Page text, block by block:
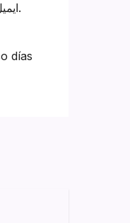
boardsupport@nlacrc.org ایمیل بزنید. درخواست ها باید پنج (5) روز کاری قبل از جلسه ارسال شوند.